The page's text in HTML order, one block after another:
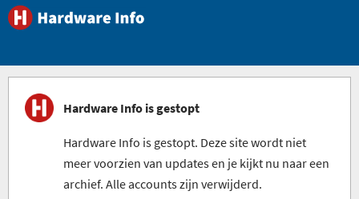
Hardware Info is gestopt
Hardware Info is gestopt. Deze site wordt niet
meer voorzien van updates en je kijkt nu naar een
archief. Alle accounts zijn verwijderd.